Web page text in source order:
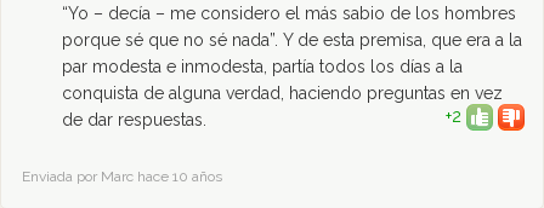
“Yo – decía – me considero el más sabio de los hombres
porque sé que no sé nada”. Y de esta premisa, que era a la
par modesta e inmodesta, partía todos los días a la
conquista de alguna verdad, haciendo preguntas en vez
de dar respuestas.
+2
Enviada por Marc hace 10 años